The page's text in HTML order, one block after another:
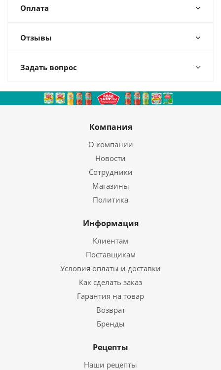
Оплата
Отзывы
Задать вопрос
Компания
О компании
Новости
Сотрудники
Магазины
Политика
Информация
Клиентам
Поставщикам
Условия оплаты и доставки
Как сделать заказ
Гарантия на товар
Возврат
Бренды
Рецепты
Наши рецепты